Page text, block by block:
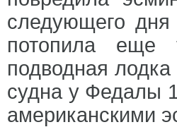
следующего
потопила еще
подводная
судна у Федалы
американскими